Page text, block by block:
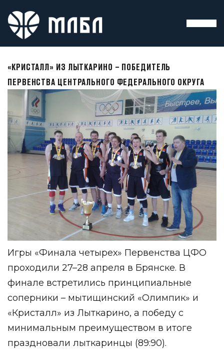
«КРИСТАЛЛ» ИЗ ЛЫТКАРИНО – ПОБЕДИТЕЛЬ
ПЕРВЕНСТВА ЦЕНТРАЛЬНОГО ФЕДЕРАЛЬНОГО ОКРУГА
Игры «Финала четырех» Первенства ЦФО
проходили 27–28 апреля в Брянске. В
финале встретились принципиальные
соперники – мытищинский «Олимпик» и
«Кристалл» из Лыткарино, а победу с
минимальным преимуществом в итоге
праздновали лыткаринцы (89:90).